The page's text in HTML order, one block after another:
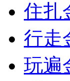
住扎
行走
玩遍